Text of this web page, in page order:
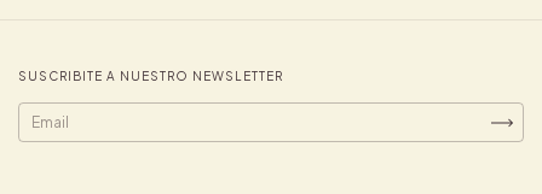
SUSCRIBITE A NUESTRO NEWSLETTER